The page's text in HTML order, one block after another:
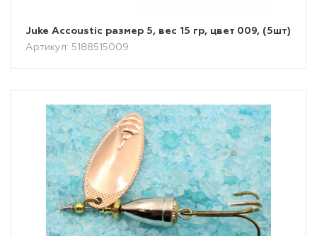
Juke Accoustic размер 5, вес 15 гр, цвет 009, (5шт)
Артикул: 5188515009